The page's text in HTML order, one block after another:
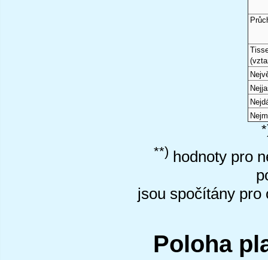
**) hodnoty pro
jsou spočítány pro
Poloha